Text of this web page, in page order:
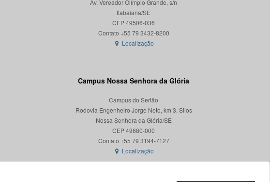
Av. Vereador Olímpio Grande, s/n
Itabaiana/SE
CEP 49506-036
Localização
Campus Nossa Senhora da Glória
Campus do Sertão
Rodovia Engenheiro Jorge Neto, km 3, Silos
Nossa Senhora da Glória/SE
CEP 49680-000
Contato +55 79 3194-7127
Localização